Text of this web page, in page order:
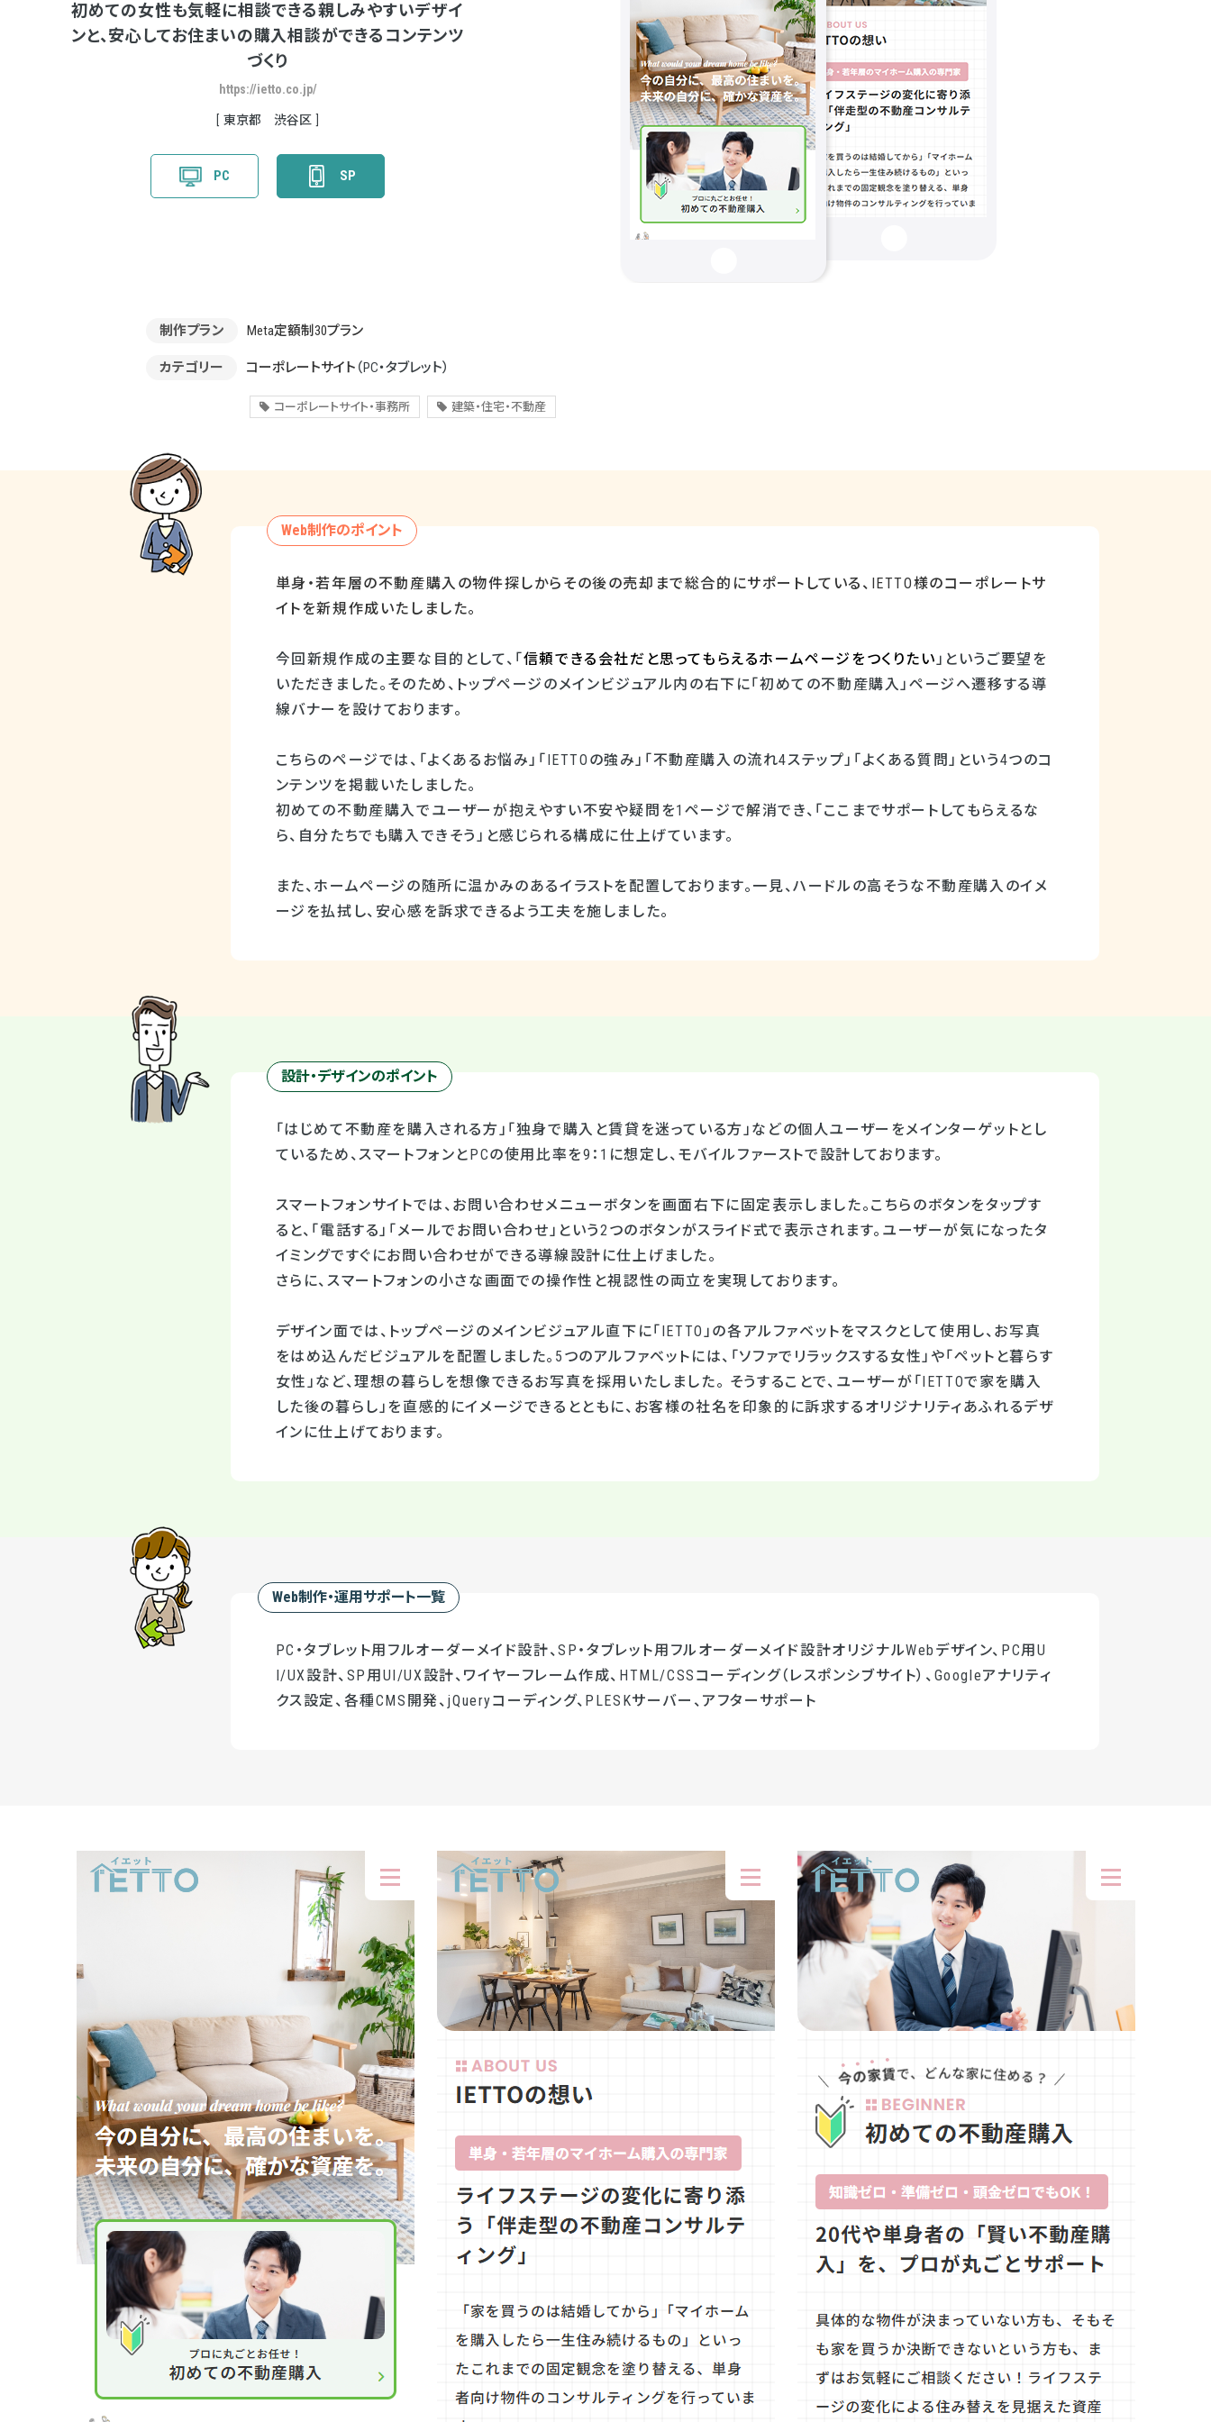
初めての女性も気軽に相談できる親しみやすいデザイ
ンと、安心してお住まいの購入相談ができるコンテンツ
づくり
https://ietto.co.jp/
東京都 渋谷区
PC SP
制作プラン Meta定額制30プラン
カテゴリー コーポレートサイト （PC・タブレット）
コーポレートサイト・事務所 建築・住宅・不動産
Web制作のポイント
単身・若年層の不動産購入の物件探しからその後の売却まで総合的にサポートしている、 IETTO様のコーポレートサ
イトを新規作成いたしました。
今回新規作成の主要な目的として、「信頼できる会社だと思ってもらえるホームページをつくりたい」というご要望を
いただきました。そのため、トップページのメインビジュアル内の右下に「初めての不動産購入」ページへ遷移する導
線バナーを設けております。
こちらのページでは、「よくあるお悩み」「IETTO の強み」「不動産購入の流れ4ステップ」「よくある質問」という4つのコ
ンテンツを掲載いたしました。
初めての不動産購入でユーザーが抱えやすい不安や疑問を1 ページで解消でき、「ここまでサポートしてもらえるな
ら、自分たちでも購入できそう」と感じられる構成に仕上げています。
また、ホームページの随所に温かみのあるイラストを配置しております。一見、ハードルの高そうな不動産購入のイメ
ージを払拭し、安心感を訴求できるよう工夫を施しました。
設計・デザインのポイント
「はじめて不動産を購入される方」「独身で購入と賃貸を迷っている方」などの個人ユーザーをメインターゲットとし
ているため、スマートフォンとPCの使用比率を9 ： 1 に想定し、モバイルファーストで設計しております。
スマートフォンサイトでは、お問い合わせメニューボタンを画面右下に固定表示しました。こちらのボタンをタップす
ると、「電話する」「メールでお問い合わせ」という2 つのボタンがスライド式で表示されます。ユーザーが気になったタ
イミングですぐにお問い合わせができる導線設計に仕上げました。
さらに、スマートフォンの小さな画面での操作性と視認性の両立を実現しております。
デザイン面では、トップページのメインビジュアル直下に「IETTO」の各アルファベットをマスクとして使用し、お写真
をはめ込んだビジュアルを配置しました。5つのアルファベットには、「ソファでリラックスする女性」や「ペットと暮らす
女性」など、理想の暮らしを想像できるお写真を採用いたしました。 そうすることで、ユーザーが「IETTOで家を購入
した後の暮らし」を直感的にイメージできるとともに、お客様の社名を印象的に訴求するオリジナリティあふれるデザ
インに仕上げております。
Web制作・運用サポート一覧
PC・タブレット用フルオーダーメイド設計、SP・タブレット用フルオーダーメイド設計オリジナルWebデザイン、PC用U
I/UX設計、SP用UI/UX設計、ワイヤーフレーム作成、HTML/CSSコーディング（レスポンシブサイト）、Googleアナリティ
クス設定、各種CMS開発、jQueryコーディング、PLESKサーバー、アフターサポート